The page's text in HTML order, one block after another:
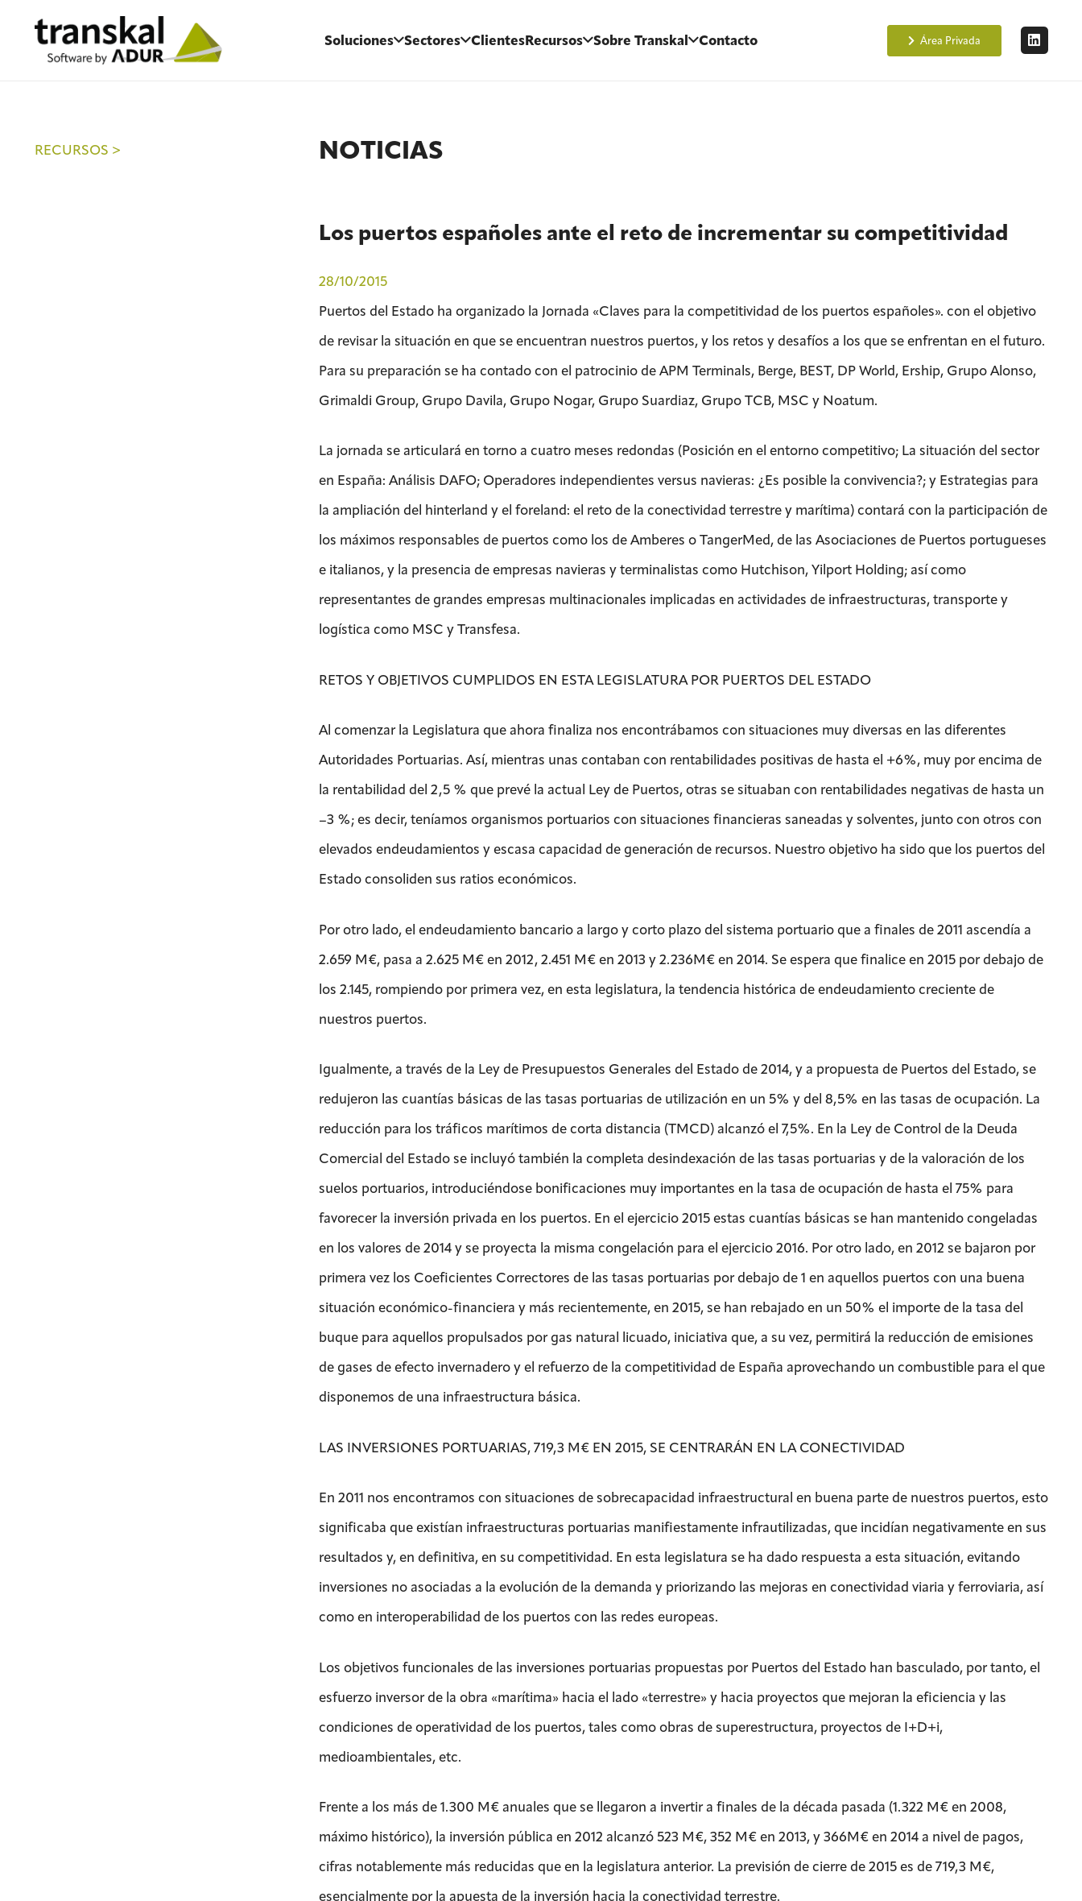
Soluciones Sectores ClientesRecursos Sobre Transkal Contacto Área Privada
RECURSOS > NOTICIAS
Los puertos españoles ante el reto de incrementar su competitividad
28/10/2015
Puertos del Estado ha organizado la Jornada «Claves para la competitividad de los puertos españoles». con el objetivo
de revisar la situación en que se encuentran nuestros puertos, y los retos y desafíos a los que se enfrentan en el futuro.
Para su preparación se ha contado con el patrocinio de APM Terminals, Berge, BEST, DP World, Ership, Grupo Alonso,
Grimaldi Group, Grupo Davila, Grupo Nogar, Grupo Suardiaz, Grupo TCB, MSC y Noatum.
La jornada se articulará en torno a cuatro meses redondas (Posición en el entorno competitivo; La situación del sector
en España: Análisis DAFO; Operadores independientes versus navieras: ¿Es posible la convivencia?; y Estrategias para
la ampliación del hinterland y el foreland: el reto de la conectividad terrestre y marítima) contará con la participación de
los máximos responsables de puertos como los de Amberes o TangerMed, de las Asociaciones de Puertos portugueses
e italianos, y la presencia de empresas navieras y terminalistas como Hutchison, Yilport Holding; así como
representantes de grandes empresas multinacionales implicadas en actividades de infraestructuras, transporte y
logística como MSC y Transfesa.
RETOS Y OBJETIVOS CUMPLIDOS EN ESTA LEGISLATURA POR PUERTOS DEL ESTADO
Al comenzar la Legislatura que ahora finaliza nos encontrábamos con situaciones muy diversas en las diferentes
Autoridades Portuarias. Así, mientras unas contaban con rentabilidades positivas de hasta el +6%, muy por encima de
la rentabilidad del 2,5 % que prevé la actual Ley de Puertos, otras se situaban con rentabilidades negativas de hasta un
–3 %; es decir, teníamos organismos portuarios con situaciones financieras saneadas y solventes, junto con otros con
elevados endeudamientos y escasa capacidad de generación de recursos. Nuestro objetivo ha sido que los puertos del
Estado consoliden sus ratios económicos.
Por otro lado, el endeudamiento bancario a largo y corto plazo del sistema portuario que a finales de 2011 ascendía a
2.659 M€, pasa a 2.625 M€ en 2012, 2.451 M€ en 2013 y 2.236M€ en 2014. Se espera que finalice en 2015 por debajo de
los 2.145, rompiendo por primera vez, en esta legislatura, la tendencia histórica de endeudamiento creciente de
nuestros puertos.
Igualmente, a través de la Ley de Presupuestos Generales del Estado de 2014, y a propuesta de Puertos del Estado, se
redujeron las cuantías básicas de las tasas portuarias de utilización en un 5% y del 8,5% en las tasas de ocupación. La
reducción para los tráficos marítimos de corta distancia (TMCD) alcanzó el 7,5%. En la Ley de Control de la Deuda
Comercial del Estado se incluyó también la completa desindexación de las tasas portuarias y de la valoración de los
suelos portuarios, introduciéndose bonificaciones muy importantes en la tasa de ocupación de hasta el 75% para
favorecer la inversión privada en los puertos. En el ejercicio 2015 estas cuantías básicas se han mantenido congeladas
en los valores de 2014 y se proyecta la misma congelación para el ejercicio 2016. Por otro lado, en 2012 se bajaron por
primera vez los Coeficientes Correctores de las tasas portuarias por debajo de 1 en aquellos puertos con una buena
situación económico-financiera y más recientemente, en 2015, se han rebajado en un 50% el importe de la tasa del
buque para aquellos propulsados por gas natural licuado, iniciativa que, a su vez, permitirá la reducción de emisiones
de gases de efecto invernadero y el refuerzo de la competitividad de España aprovechando un combustible para el que
disponemos de una infraestructura básica.
LAS INVERSIONES PORTUARIAS, 719,3 M€ EN 2015, SE CENTRARÁN EN LA CONECTIVIDAD
En 2011 nos encontramos con situaciones de sobrecapacidad infraestructural en buena parte de nuestros puertos, esto
significaba que existían infraestructuras portuarias manifiestamente infrautilizadas, que incidían negativamente en sus
resultados y, en definitiva, en su competitividad. En esta legislatura se ha dado respuesta a esta situación, evitando
inversiones no asociadas a la evolución de la demanda y priorizando las mejoras en conectividad viaria y ferroviaria, así
como en interoperabilidad de los puertos con las redes europeas.
Los objetivos funcionales de las inversiones portuarias propuestas por Puertos del Estado han basculado, por tanto, el
esfuerzo inversor de la obra «marítima» hacia el lado «terrestre» y hacia proyectos que mejoran la eficiencia y las
condiciones de operatividad de los puertos, tales como obras de superestructura, proyectos de I+D+i,
medioambientales, etc.
Frente a los más de 1.300 M€ anuales que se llegaron a invertir a finales de la década pasada (1.322 M€ en 2008,
máximo histórico), la inversión pública en 2012 alcanzó 523 M€, 352 M€ en 2013, y 366M€ en 2014 a nivel de pagos,
cifras notablemente más reducidas que en la legislatura anterior. La previsión de cierre de 2015 es de 719,3 M€,
esencialmente por la apuesta de la inversión hacia la conectividad terrestre.